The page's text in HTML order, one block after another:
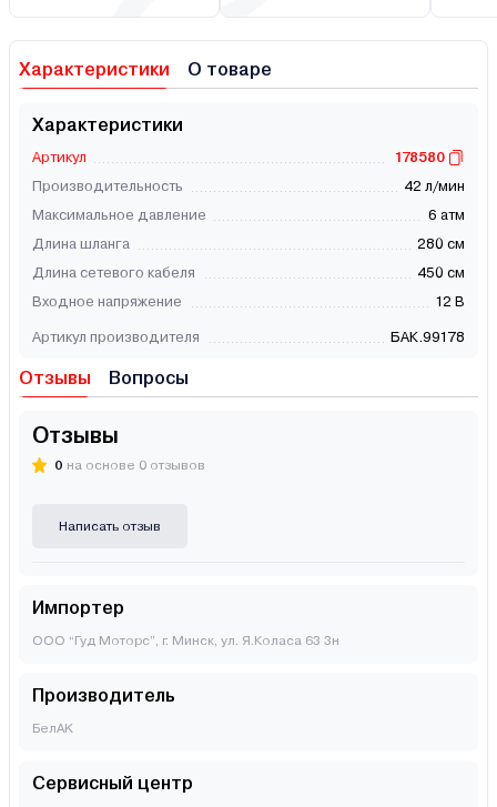
Характеристики О товаре
Характеристики
Артикул
178580
Производительность
42 л/мин
Максимальное давление
6 атм
Длина шланга
280 см
Длина сетевого кабеля
450 см
Входное напряжение
12 В
Артикул производителя БАК.99178
Отзывы Вопросы
Отзывы
0 на основе 0 отзывов
Написать отзыв
Импортер
ООО “Гуд Моторс”, г. Минск, ул. Я.Коласа 63 3н
Производитель
БелАK
Сервисный центр